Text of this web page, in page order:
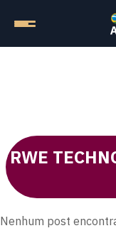
RWE
Nenhum post